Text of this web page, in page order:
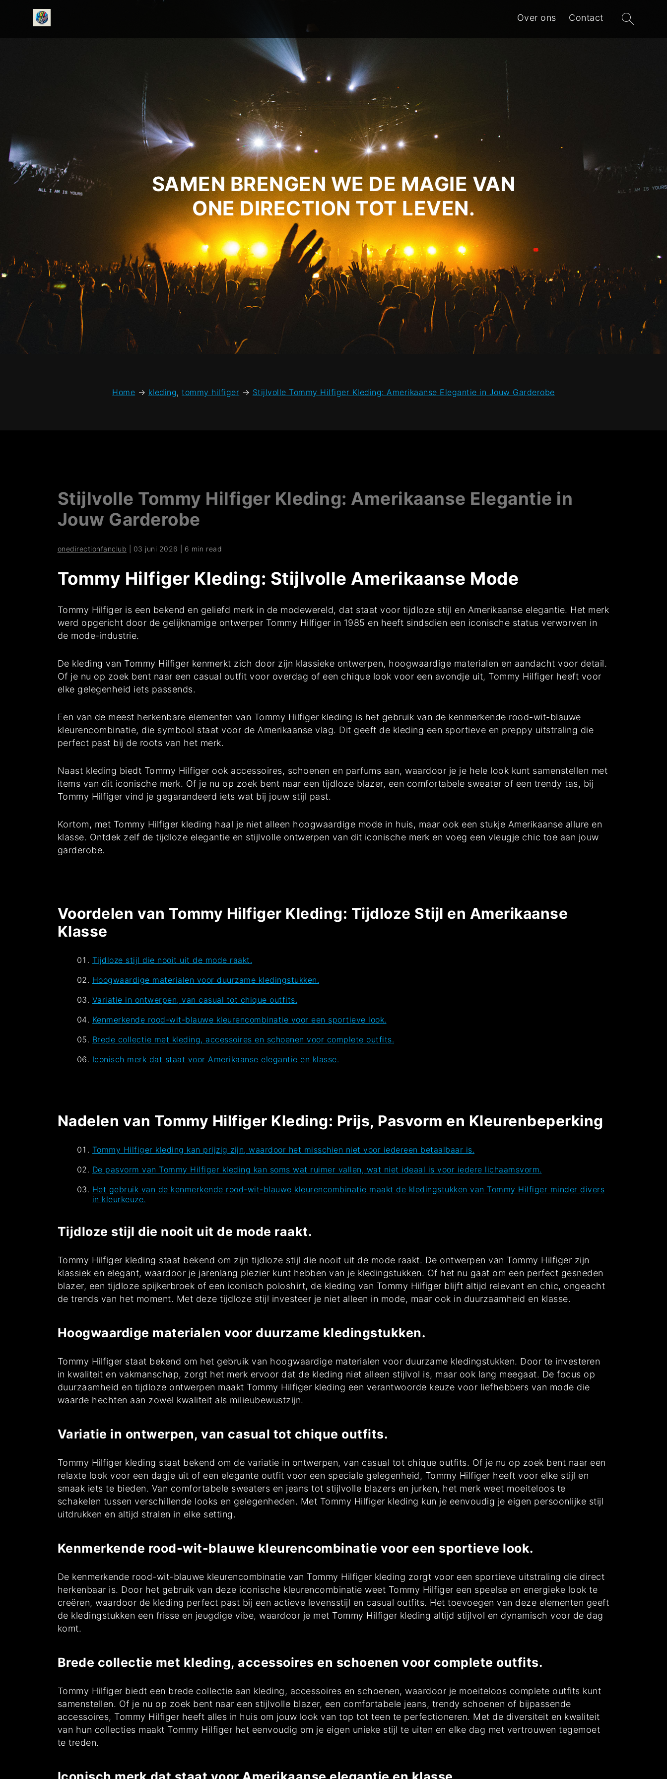
onedirectionfanclub.nl Over ons Contact
Zoeken
naar:
SAMEN BRENGEN WE DE MAGIE VAN
ONE DIRECTION TOT LEVEN.
Home → kleding,tommy hilfiger → Stijlvolle Tommy Hilfiger Kleding: Amerikaanse Elegantie in Jouw Garderobe
Stijlvolle Tommy Hilfiger Kleding: Amerikaanse Elegantie in
Jouw Garderobe
onedirectionfanclub 03 juni 2026 6 min read
Tommy Hilfiger Kleding: Stijlvolle Amerikaanse Mode
Tommy Hilfiger is een bekend en geliefd merk in de modewereld, dat staat voor tijdloze stijl en Amerikaanse elegantie. Het merk
werd opgericht door de gelijknamige ontwerper Tommy Hilfiger in 1985 en heeft sindsdien een iconische status verworven in
de mode-industrie.
De kleding van Tommy Hilfiger kenmerkt zich door zijn klassieke ontwerpen, hoogwaardige materialen en aandacht voor detail.
Of je nu op zoek bent naar een casual outfit voor overdag of een chique look voor een avondje uit, Tommy Hilfiger heeft voor
elke gelegenheid iets passends.
Een van de meest herkenbare elementen van Tommy Hilfiger kleding is het gebruik van de kenmerkende rood-wit-blauwe
kleurencombinatie, die symbool staat voor de Amerikaanse vlag. Dit geeft de kleding een sportieve en preppy uitstraling die
perfect past bij de roots van het merk.
Naast kleding biedt Tommy Hilfiger ook accessoires, schoenen en parfums aan, waardoor je je hele look kunt samenstellen met
items van dit iconische merk. Of je nu op zoek bent naar een tijdloze blazer, een comfortabele sweater of een trendy tas, bij
Tommy Hilfiger vind je gegarandeerd iets wat bij jouw stijl past.
Kortom, met Tommy Hilfiger kleding haal je niet alleen hoogwaardige mode in huis, maar ook een stukje Amerikaanse allure en
klasse. Ontdek zelf de tijdloze elegantie en stijlvolle ontwerpen van dit iconische merk en voeg een vleugje chic toe aan jouw
garderobe.
Voordelen van Tommy Hilfiger Kleding: Tijdloze Stijl en Amerikaanse
Klasse
Tijdloze stijl die nooit uit de mode raakt.
Hoogwaardige materialen voor duurzame kledingstukken.
Variatie in ontwerpen, van casual tot chique outfits.
Kenmerkende rood-wit-blauwe kleurencombinatie voor een sportieve look.
Brede collectie met kleding, accessoires en schoenen voor complete outfits.
Iconisch merk dat staat voor Amerikaanse elegantie en klasse.
Nadelen van Tommy Hilfiger Kleding: Prijs, Pasvorm en Kleurenbeperking
Tommy Hilfiger kleding kan prijzig zijn, waardoor het misschien niet voor iedereen betaalbaar is.
De pasvorm van Tommy Hilfiger kleding kan soms wat ruimer vallen, wat niet ideaal is voor iedere lichaamsvorm.
Het gebruik van de kenmerkende rood-wit-blauwe kleurencombinatie maakt de kledingstukken van Tommy Hilfiger minder divers
in kleurkeuze.
Tijdloze stijl die nooit uit de mode raakt.
Tommy Hilfiger kleding staat bekend om zijn tijdloze stijl die nooit uit de mode raakt. De ontwerpen van Tommy Hilfiger zijn
klassiek en elegant, waardoor je jarenlang plezier kunt hebben van je kledingstukken. Of het nu gaat om een perfect gesneden
blazer, een tijdloze spijkerbroek of een iconisch poloshirt, de kleding van Tommy Hilfiger blijft altijd relevant en chic, ongeacht
de trends van het moment. Met deze tijdloze stijl investeer je niet alleen in mode, maar ook in duurzaamheid en klasse.
Hoogwaardige materialen voor duurzame kledingstukken.
Tommy Hilfiger staat bekend om het gebruik van hoogwaardige materialen voor duurzame kledingstukken. Door te investeren
in kwaliteit en vakmanschap, zorgt het merk ervoor dat de kleding niet alleen stijlvol is, maar ook lang meegaat. De focus op
duurzaamheid en tijdloze ontwerpen maakt Tommy Hilfiger kleding een verantwoorde keuze voor liefhebbers van mode die
waarde hechten aan zowel kwaliteit als milieubewustzijn.
Variatie in ontwerpen, van casual tot chique outfits.
Tommy Hilfiger kleding staat bekend om de variatie in ontwerpen, van casual tot chique outfits. Of je nu op zoek bent naar een
relaxte look voor een dagje uit of een elegante outfit voor een speciale gelegenheid, Tommy Hilfiger heeft voor elke stijl en
smaak iets te bieden. Van comfortabele sweaters en jeans tot stijlvolle blazers en jurken, het merk weet moeiteloos te
schakelen tussen verschillende looks en gelegenheden. Met Tommy Hilfiger kleding kun je eenvoudig je eigen persoonlijke stijl
uitdrukken en altijd stralen in elke setting.
Kenmerkende rood-wit-blauwe kleurencombinatie voor een sportieve look.
De kenmerkende rood-wit-blauwe kleurencombinatie van Tommy Hilfiger kleding zorgt voor een sportieve uitstraling die direct
herkenbaar is. Door het gebruik van deze iconische kleurencombinatie weet Tommy Hilfiger een speelse en energieke look te
creëren, waardoor de kleding perfect past bij een actieve levensstijl en casual outfits. Het toevoegen van deze elementen geeft
de kledingstukken een frisse en jeugdige vibe, waardoor je met Tommy Hilfiger kleding altijd stijlvol en dynamisch voor de dag
komt.
Brede collectie met kleding, accessoires en schoenen voor complete outfits.
Tommy Hilfiger biedt een brede collectie aan kleding, accessoires en schoenen, waardoor je moeiteloos complete outfits kunt
samenstellen. Of je nu op zoek bent naar een stijlvolle blazer, een comfortabele jeans, trendy schoenen of bijpassende
accessoires, Tommy Hilfiger heeft alles in huis om jouw look van top tot teen te perfectioneren. Met de diversiteit en kwaliteit
van hun collecties maakt Tommy Hilfiger het eenvoudig om je eigen unieke stijl te uiten en elke dag met vertrouwen tegemoet
te treden.